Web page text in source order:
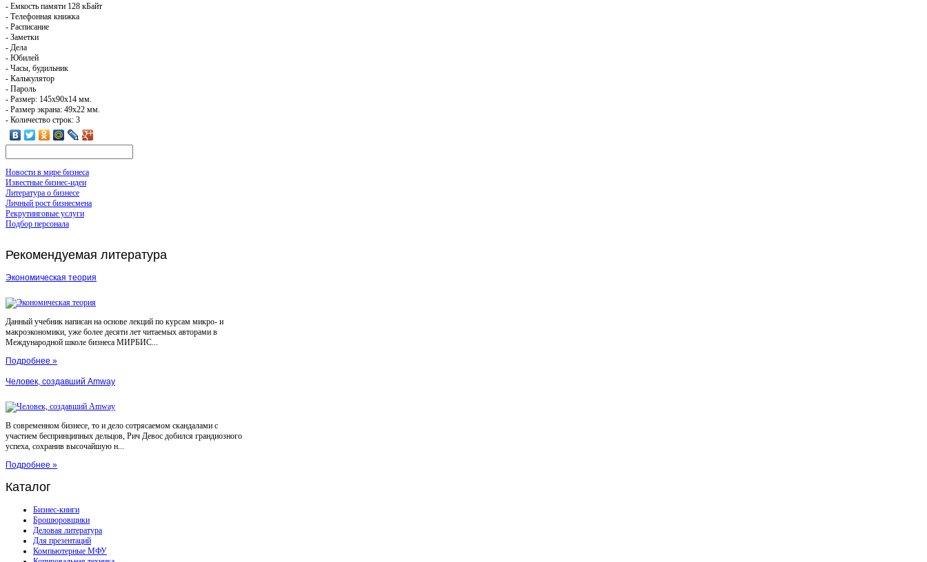
- Емкость памяти 128 кБайт
- Телефонная книжка
- Расписание
- Заметки
- Дела
- Юбилей
- Часы, будильник
- Калькулятор
- Пароль
- Размер: 145х90х14 мм.
- Размер экрана: 49х22 мм.
- Количество строк: 3
Новости в мире бизнеса
Известные бизнес-идеи
Литература о бизнесе
Личный рост бизнесмена
Рекрутинговые услуги
Подбор персонала
Рекомендуемая литература
Экономическая теория
Данный учебник написан на основе лекций по курсам микро- и
макроэкономики, уже более десяти лет читаемых авторами в
Международной школе бизнеса МИРБИС...
Подробнее »
Человек, создавший Amway
В современном бизнесе, то и дело сотрясаемом скандалами с
участием беспринципных дельцов, Рич Девос добился грандиозного
успеха, сохранив высочайшую н...
Подробнее »
Каталог
Бизнес-книги
Брошюровщики
Деловая литература
Для презентаций
Компьютерные МФУ